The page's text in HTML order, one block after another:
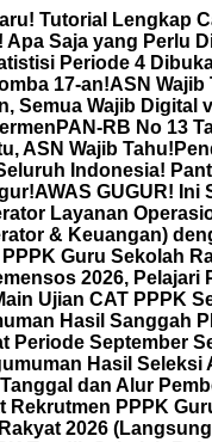
Tutorial Lengkap
Saja yang Perlu
Periode 4
17-an!ASN Wajib
Semua Wajib Digital
RB No 13
ASN Wajib Tahu!
Indonesia!
AWAS GUGUR! Ini
Layanan
& Keuangan)
Guru Sekolah
2026, Pelajari
Ujian CAT PPPK
Hasil Sanggah
September
Hasil
dan Alur
PPPK
2026